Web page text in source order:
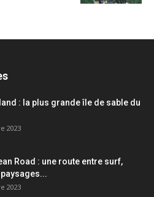
: la plus grande île de sable du
2023
Road : une route entre surf,
2023